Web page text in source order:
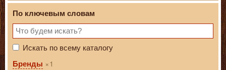
По ключевым словам
Искать по всему каталогу
Бренды
1